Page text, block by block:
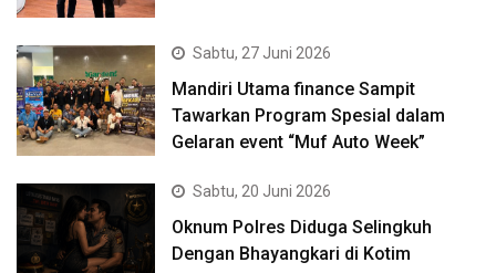
Sabtu, 27 Juni 2026
Mandiri Utama finance Sampit
Tawarkan Program Spesial dalam
Gelaran event “Muf Auto Week”
Sabtu, 20 Juni 2026
Oknum Polres Diduga Selingkuh
Dengan Bhayangkari di Kotim